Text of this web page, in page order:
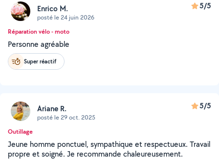
Enrico M.
posté le 24 juin 2026
5/5
Réparation vélo - moto
Personne agréable
Super réactif
Ariane R.
posté le 29 oct. 2025
5/5
Outillage
Jeune homme ponctuel, sympathique et respectueux. Travail
propre et soigné. Je recommande chaleureusement.